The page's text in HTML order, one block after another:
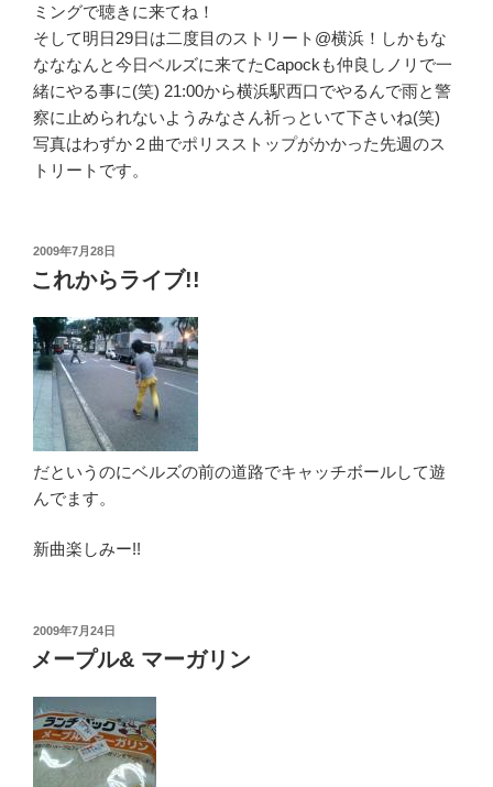
ミングで聴きに来てね！
そして明日29日は二度目のストリート@横浜！しかもな
なななんと今日ベルズに来てたCapockも仲良しノリで一
緒にやる事に(笑) 21:00から横浜駅西口でやるんで雨と警
察に止められないようみなさん祈っといて下さいね(笑)
写真はわずか２曲でポリスストップがかかった先週のス
トリートです。
投
稿
日:
2009年7月28日
これからライブ!!
だというのにベルズの前の道路でキャッチボールして遊
んでます。
新曲楽しみー!!
投
日:
2009年7月24日
メープル& マーガリン